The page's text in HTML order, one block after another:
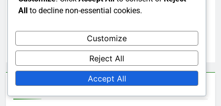
eläke, Täysi eläke, Lykkäys
Roni Salovaara
6 months ago 0
Linkit
All to decline non-essential cookies.
Customize
Reject All
Accept All